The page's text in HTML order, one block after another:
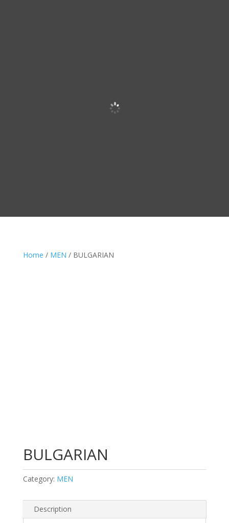
Home / MEN / BULGARIAN
BULGARIAN
Category: MEN
Description